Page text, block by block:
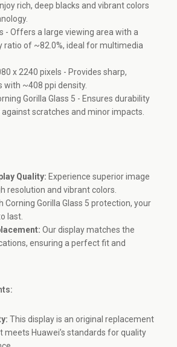
rich, deep blacks and vibrant colors
- Offers a large viewing area with a
ratio of ~82.0%, ideal for multimedia
x 2240 pixels - Provides sharp,
with ~408 ppi density.
Gorilla Glass 5 - Ensures durability
scratches and minor impacts.
Quality: Experience superior image
resolution and vibrant colors.
Corning Gorilla Glass 5 protection, your
last.
Our display matches the
ensuring a perfect fit and
This display is an original replacement
meets Huawei’s standards for quality